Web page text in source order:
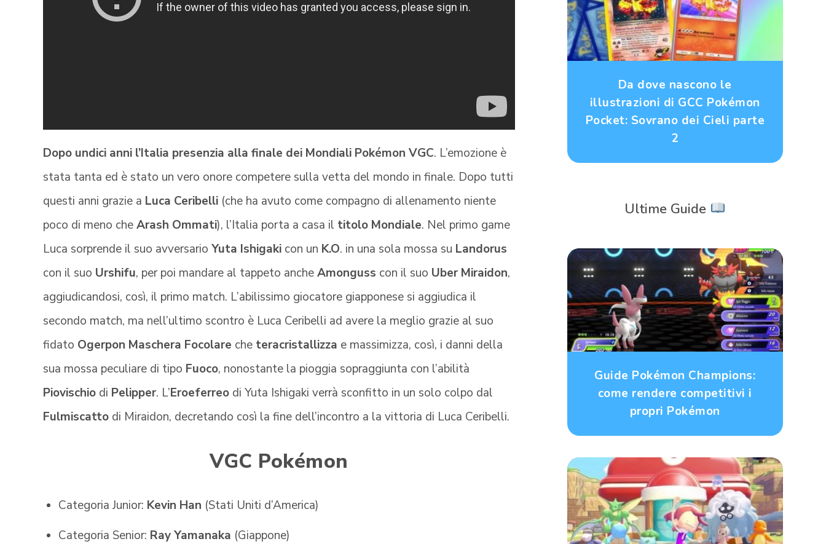
Dopo undici anni l’Italia presenzia alla finale dei Mondiali Pokémon VGC. L’emozione è
stata tanta ed è stato un vero onore competere sulla vetta del mondo in finale. Dopo tutti
questi anni grazie a Luca Ceribelli (che ha avuto come compagno di allenamento niente
poco di meno cheArash Ommati), l’Italia porta a casa il titolo Mondiale. Nel primo game
Luca sorprende il suo avversario Yuta Ishigaki con un K.O. in una sola mossa su Landorus
con il suo Urshifu, per poi mandare al tappeto ancheAmonguss con il suo Uber Miraidon,
aggiudicandosi, così, il primo match. L’abilissimo giocatore giapponese si aggiudica il
secondo match, ma nell’ultimo scontro è Luca Ceribelli ad avere la meglio grazie al suo
fidato Ogerpon Maschera Focolare che teracristallizza e massimizza, così, i danni della
sua mossa peculiare di tipo Fuoco, nonostante la pioggia sopraggiunta con l’abilità
Piovischio di Pelipper. L’Eroeferreo di Yuta Ishigaki verrà sconfitto in un solo colpo dal
Fulmiscatto di Miraidon, decretando così la fine dell’incontro a la vittoria di Luca Ceribelli.
VGC Pokémon
Categoria Junior: Kevin Han (Stati Uniti d’America)
Categoria Senior: Ray Yamanaka (Giappone)
Da dove nascono le
illustrazioni di GCC Pokémon
Pocket: Sovrano dei Cieli parte
2
Ultime Guide
Guide Pokémon Champions:
come rendere competitivi i
propri Pokémon